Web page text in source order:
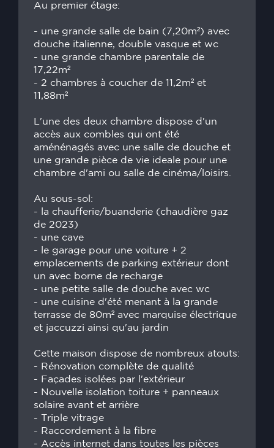
Au premier étage:
- une grande salle de bain (7,20m²) avec
douche italienne, double vasque et wc
- une grande chambre parentale de
17,22m²
- 2 chambres à coucher de 11,2m² et
11,88m²
L'une des deux chambre dispose d'un
accès aux combles qui ont été
aménénagés avec une salle de douche et
une grande pièce de vie ideale pour une
chambre d'ami ou salle de cinéma/loisirs.
Au sous-sol:
- la chaufferie/buanderie (chaudière gaz
de 2023)
- une cave
- le garage pour une voiture + 2
emplacements de parking extérieur dont
un avec borne de recharge
- une petite salle de douche avec wc
- une cuisine d'été menant à la grande
terrasse de 80m² avec marquise électrique
et jaccuzzi ainsi qu'au jardin
Cette maison dispose de nombreux atouts:
- Rénovation complète de qualité
- Façades isolées par l'extérieur
- Nouvelle isolation toiture + panneaux
solaire avant et arrière
- Triple vitrage
- Raccordement à la fibre
- Accès internet dans toutes les pièces